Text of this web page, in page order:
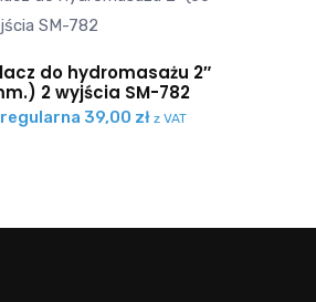
do hydromasażu 2″
2 wyjścia SM-782
regularna 39,00 zł z VAT